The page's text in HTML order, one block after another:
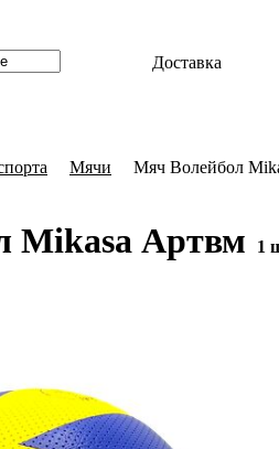
Доставка
Мячи Мяч Волейбол
Mikasa Артвм 1